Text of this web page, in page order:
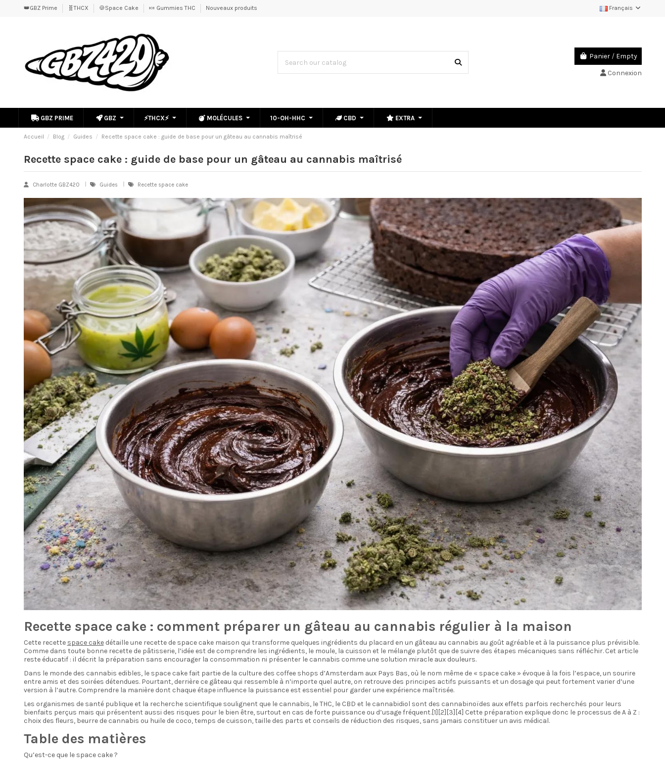
👑GBZ Prime 🧬THCX 🍪Space Cake 🍬 Gummies THC Nouveaux produits Français
Panier / Empty
Connexion
GBZ PRIME GBZ ⚡THCX⚡ MOLÉCULES 10-OH-HHC CBD EXTRA
Accueil Blog Guides Recette space cake : guide de base pour un gâteau au cannabis maîtrisé
Recette space cake : guide de base pour un gâteau au cannabis maîtrisé
Charlotte GBZ420 Guides Recette space cake
Recette space cake : comment préparer un gâteau au cannabis régulier à la maison
Cette recette space cakedétaille une recette de space cake maison qui transforme quelques ingrédients du placard en un gâteau au cannabis au goût agréable et à la puissance plus prévisible.
Comme dans toute bonne recette de pâtisserie, l’idée est de comprendre les ingrédients, le moule, la cuisson et le mélange plutôt que de suivre des étapes mécaniques sans réfléchir. Cet article
reste éducatif : il décrit la préparation sans encourager la consommation ni présenter le cannabis comme une solution miracle aux douleurs.
Dans le monde des cannabis edibles, le space cake fait partie de la culture des coffee shops d’Amsterdam aux Pays Bas, où le nom même de « space cake » évoque à la fois l’espace, un sourire
entre amis et des soirées détendues. Pourtant, derrière ce gâteau qui ressemble à n’importe quel autre, on retrouve des principes actifs puissants et un dosage qui peut fortement varier d’une
version à l’autre. Comprendre la manière dont chaque étape influence la puissance est essentiel pour garder une expérience maîtrisée.
Les organismes de santé publique et la recherche scientifique soulignent que le cannabis, le THC, le CBD et le cannabidiol sont des cannabinoïdes aux effets parfois recherchés pour leurs
bienfaits perçus mais qui présentent aussi des risques pour le bien être, surtout en cas de forte puissance ou d’usage fréquent.[1][2][3][4] Cette préparation explique donc le processus de A à Z :
choix des fleurs, beurre de cannabis ou huile de coco, temps de cuisson, taille des parts et conseils de réduction des risques, sans jamais constituer un avis médical.
Table des matières
Qu’est-ce que le space cake ?